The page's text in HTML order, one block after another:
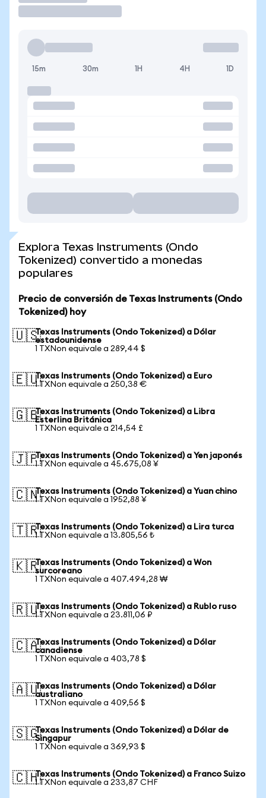
15m 30m 1H 4H 1D
Explora Texas Instruments (Ondo
Tokenized) convertido a monedas
populares
Precio de conversión de Texas Instruments (Ondo
Tokenized) hoy
🇺🇸Texas Instruments (Ondo Tokenized) a Dólar
estadounidense
1 TXNon equivale a 289,44 $
🇪🇺Texas Instruments (Ondo Tokenized) a Euro
1 TXNon equivale a 250,38 €
🇬🇧Texas Instruments (Ondo Tokenized) a Libra
Esterlina Británica
1 TXNon equivale a 214,54 £
🇯🇵Texas Instruments (Ondo Tokenized) a Yen japonés
1 TXNon equivale a 45.675,08 ¥
🇨🇳Texas Instruments (Ondo Tokenized) a Yuan chino
1 TXNon equivale a 1952,88 ¥
🇹🇷Texas Instruments (Ondo Tokenized) a Lira turca
1 TXNon equivale a 13.805,56 ₺
🇰🇷Texas Instruments (Ondo Tokenized) a Won
surcoreano
1 TXNon equivale a 407.494,28 ₩
🇷🇺Texas Instruments (Ondo Tokenized) a Rublo ruso
1 TXNon equivale a 23.811,06 ₽
🇨🇦Texas Instruments (Ondo Tokenized) a Dólar
canadiense
1 TXNon equivale a 403,78 $
🇦🇺Texas Instruments (Ondo Tokenized) a Dólar
australiano
1 TXNon equivale a 409,56 $
🇸🇬Texas Instruments (Ondo Tokenized) a Dólar de
Singapur
1 TXNon equivale a 369,93 $
🇨🇭Texas Instruments (Ondo Tokenized) a Franco Suizo
1 TXNon equivale a 233,87 CHF